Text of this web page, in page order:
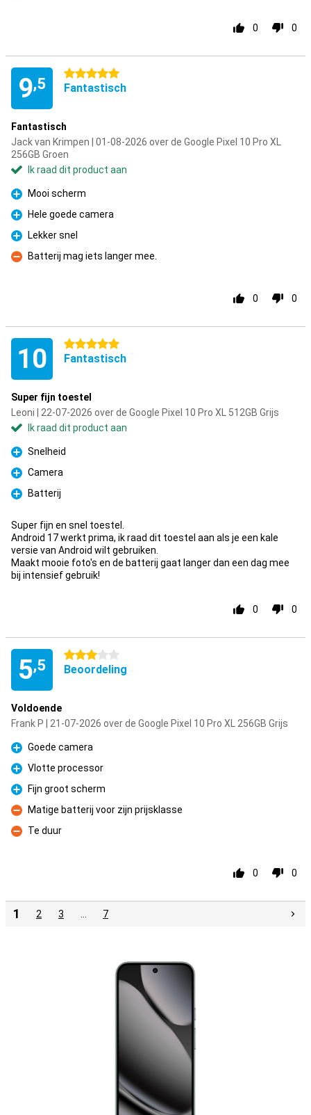
0 0
9,5
5 sterren
Fantastisch
Fantastisch
Jack van Krimpen | 01-08-2026 over de Google Pixel 10 Pro XL
256GB Groen
Ik raad dit product aan
Pluspunt
Mooi scherm
Pluspunt
Hele goede camera
Pluspunt
Lekker snel
Minpunt
Batterij mag iets langer mee.
0 0
10 5 sterren
Fantastisch
Super fijn toestel
Leoni | 22-07-2026 over de Google Pixel 10 Pro XL 512GB Grijs
Ik raad dit product aan
Pluspunt
Snelheid
Pluspunt
Camera
Pluspunt
Batterij
Super fijn en snel toestel.
Android 17 werkt prima, ik raad dit toestel aan als je een kale
versie van Android wilt gebruiken.
Maakt mooie foto's en de batterij gaat langer dan een dag mee
bij intensief gebruik!
0 0
5,5
3 sterren
Beoordeling
Voldoende
Frank P | 21-07-2026 over de Google Pixel 10 Pro XL 256GB Grijs
Pluspunt
Goede camera
Pluspunt
Vlotte processor
Pluspunt
Fijn groot scherm
Minpunt
Matige batterij voor zijn prijsklasse
Minpunt
Te duur
0 0
1 2 3 7